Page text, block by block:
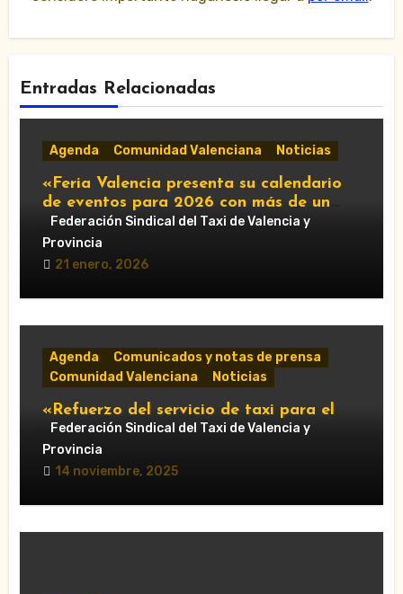
Entradas Relacionadas
Agenda Comunidad Valenciana Noticias
«Feria Valencia presenta su calendario
de eventos para 2026 con más de un
centenar de citas»
Federación Sindical del Taxi de Valencia y
Provincia
21 enero, 2026
Agenda
Comunicados y notas de prensa
Comunidad Valenciana
Noticias
«Refuerzo del servicio de taxi para el
Gran Premio de Cheste 2025: horarios y
accesos obligatorios»
Federación Sindical del Taxi de Valencia y
Provincia
14 noviembre, 2025